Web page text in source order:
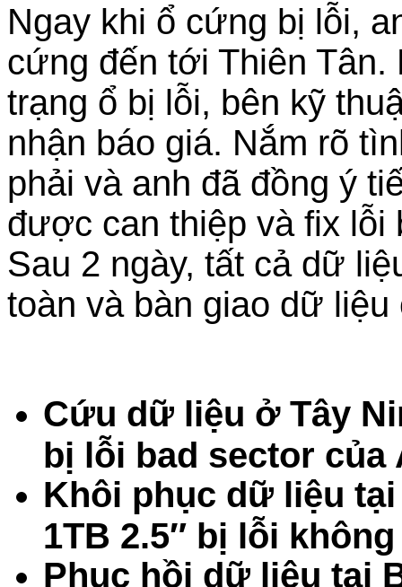
Ngay khi ổ cứng bị lỗi,
cứng đến tới Thiên
trạng ổ bị lỗi, bên kỹ
nhận báo giá. Nắm rõ
phải và anh đã đồng ý
được can thiệp và fix lỗi
Sau 2 ngày, tất cả dữ
toàn và bàn giao dữ
Cứu dữ liệu ở Tây
bị lỗi bad sector của
Khôi phục dữ liệu
1TB 2.5″ bị lỗi
Phục hồi dữ liệu tại